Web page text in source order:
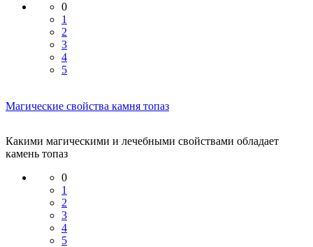
0
1
2
3
4
5
Магические свойства камня топаз
Какими магическими и лечебными свойствами обладает
камень топаз
0
1
2
3
4
5